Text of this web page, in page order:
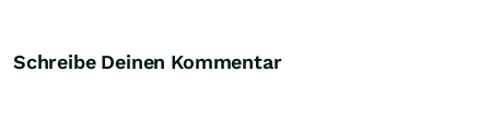
Schreibe Deinen Kommentar